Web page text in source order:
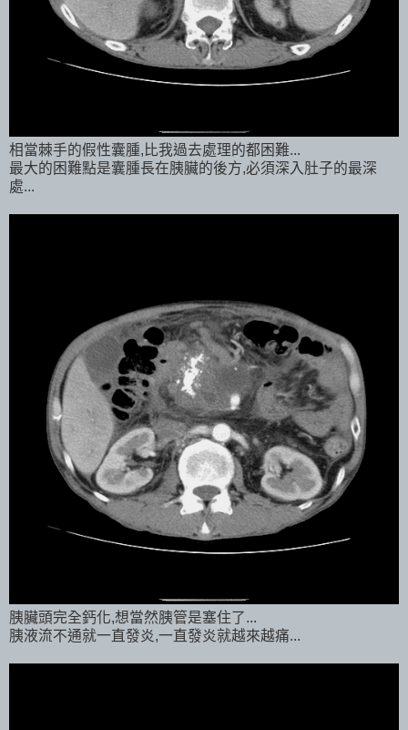
相當棘手的假性囊腫,比我過去處理的都困難...
最大的困難點是囊腫長在胰臟的後方,必須深入肚子的最深
處...
胰臟頭完全鈣化,想當然胰管是塞住了...
胰液流不通就一直發炎,一直發炎就越來越痛...